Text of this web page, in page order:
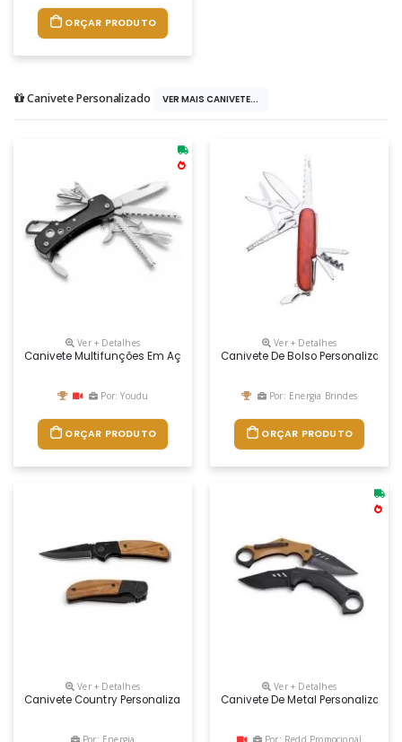
ORÇAR PRODUTO
Canivete Personalizado VER MAIS CANIVETE...
Ver + Detalhes
Canivete Multifunções Em Aço Inox Com 12 Peças E Mosquetão.
Por: Youdu
ORÇAR PRODUTO
Ver + Detalhes
Canivete De Bolso Personalizado
Por: Energia Brindes
ORÇAR PRODUTO
Ver + Detalhes
Canivete Country Personalizado, Possui Ótimo Acabamento E Cabo
Ver + Detalhes
Canivete De Metal Personalizado